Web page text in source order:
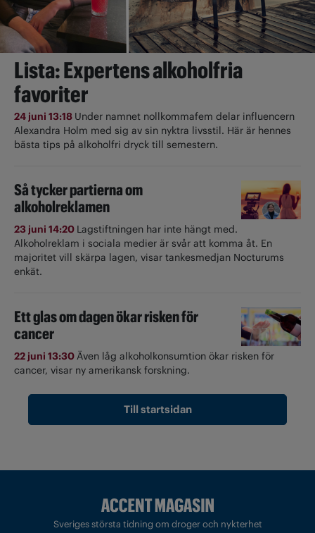
Lista: Expertens alkoholfria
favoriter
24 juni 13:18 Under namnet nollkommafem delar influencern
Alexandra Holm med sig av sin nyktra livsstil. Här är hennes
bästa tips på alkoholfri dryck till semestern.
Så tycker partierna om
alkoholreklamen
23 juni 14:20 Lagstiftningen har inte hängt med.
Alkoholreklam i sociala medier är svår att komma åt. En
majoritet vill skärpa lagen, visar tankesmedjan Nocturums
enkät.
Ett glas om dagen ökar risken för
cancer
22 juni 13:30Även låg alkoholkonsumtion ökar risken för
cancer, visar ny amerikansk forskning.
Till startsidan
Sveriges största tidning om droger och nykterhet